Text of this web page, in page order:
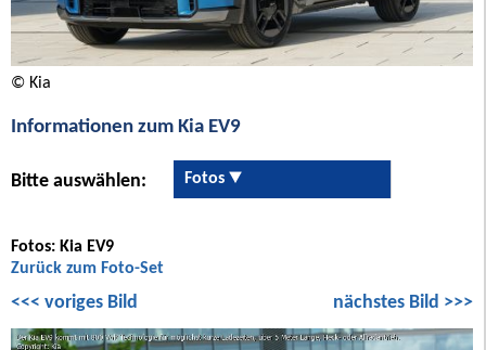
© Kia
Informationen zum Kia EV9
Bitte auswählen: Fotos
Fotos: Kia EV9
Zurück zum Foto-Set
<<< voriges Bild nächstes Bild >>>